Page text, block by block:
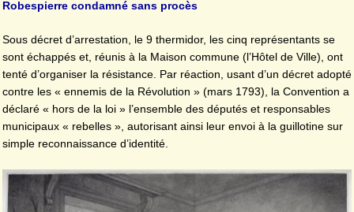
Robespierre condamné sans procès
Sous décret d’arrestation, le 9 thermidor, les cinq représentants se
sont échappés et, réunis à la Maison commune (l’Hôtel de Ville), ont
tenté d’organiser la résistance. Par réaction, usant d’un décret adopté
contre les « ennemis de la Révolution » (mars 1793), la Convention a
déclaré « hors de la loi » l’ensemble des députés et responsables
municipaux « rebelles », autorisant ainsi leur envoi à la guillotine sur
simple reconnaissance d’identité.